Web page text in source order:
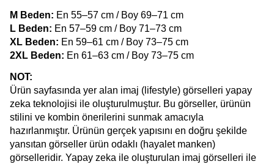
M Beden: En 55–57 cm / Boy 69–71 cm
L Beden: En 57–59 cm / Boy 71–73 cm
XL Beden: En 59–61 cm / Boy 73–75 cm
2XL Beden: En 61–63 cm / Boy 73–75 cm
NOT:
Ürün sayfasında yer alan imaj (lifestyle) görselleri yapay
zeka teknolojisi ile oluşturulmuştur. Bu görseller, ürünün
stilini ve kombin önerilerini sunmak amacıyla
hazırlanmıştır. Ürünün gerçek yapısını en doğru şekilde
yansıtan görseller ürün odaklı (hayalet manken)
görselleridir. Yapay zeka ile oluşturulan imaj görselleri ile